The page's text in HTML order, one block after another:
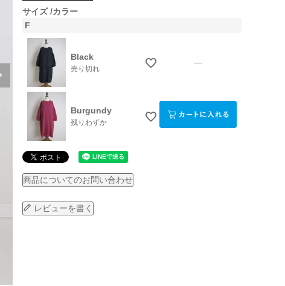
サイズ カラー
F
Black
売り切れ
—
Burgundy
残りわずか
商品についてのお問い合わせ
レビューを書く